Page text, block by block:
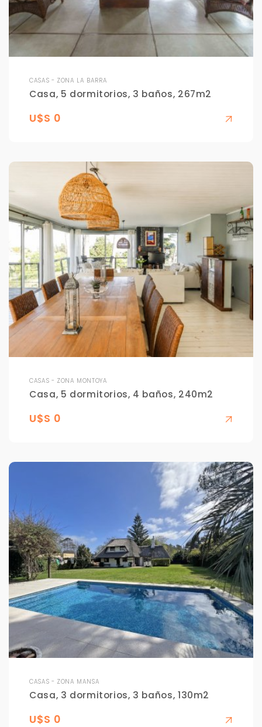
CASAS - ZONA LA BARRA
Casa, 5 dormitorios, 3 baños, 267m2
U$S 0
CASAS - ZONA MONTOYA
Casa, 5 dormitorios, 4 baños, 240m2
U$S 0
CASAS - ZONA MANSA
Casa, 3 dormitorios, 3 baños, 130m2
U$S 0